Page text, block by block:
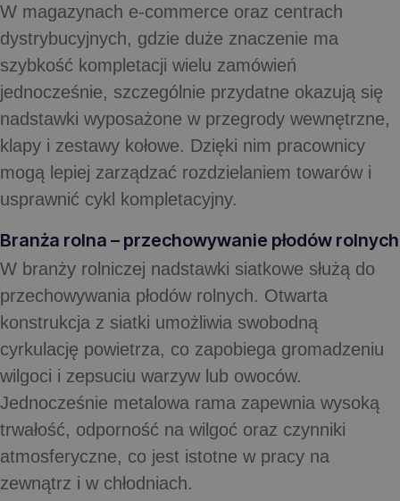
W magazynach e‑commerce oraz centrach
dystrybucyjnych, gdzie duże znaczenie ma
szybkość kompletacji wielu zamówień
jednocześnie, szczególnie przydatne okazują się
nadstawki wyposażone w przegrody wewnętrzne,
klapy i zestawy kołowe. Dzięki nim pracownicy
mogą lepiej zarządzać rozdzielaniem towarów i
usprawnić cykl kompletacyjny.
Branża rolna – przechowywanie płodów rolnych
W branży rolniczej nadstawki siatkowe służą do
przechowywania płodów rolnych. Otwarta
konstrukcja z siatki umożliwia swobodną
cyrkulację powietrza, co zapobiega gromadzeniu
wilgoci i zepsuciu warzyw lub owoców.
Jednocześnie metalowa rama zapewnia wysoką
trwałość, odporność na wilgoć oraz czynniki
atmosferyczne, co jest istotne w pracy na
zewnątrz i w chłodniach.